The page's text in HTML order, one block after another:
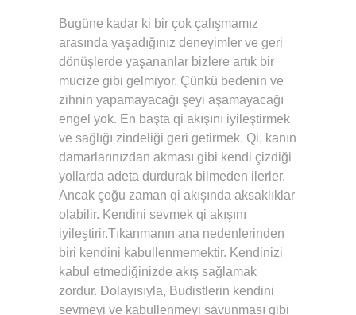
Bugüne kadar ki bir çok çalışmamız
arasında yaşadığınız deneyimler ve geri
dönüşlerde yaşananlar bizlere artık bir
mucize gibi gelmiyor. Çünkü bedenin ve
zihnin yapamayacağı şeyi aşamayacağı
engel yok. En başta qi akışını iyileştirmek
ve sağlığı zindeliği geri getirmek. Qi, kanın
damarlarınızdan akması gibi kendi çizdiği
yollarda adeta durdurak bilmeden ilerler.
Ancak çoğu zaman qi akışında aksaklıklar
olabilir. Kendini sevmek qi akışını
iyileştirir.Tıkanmanın ana nedenlerinden
biri kendini kabullenmemektir. Kendinizi
kabul etmediğinizde akış sağlamak
zordur. Dolayısıyla, Budistlerin kendini
sevmeyi ve kabullenmeyi savunması gibi